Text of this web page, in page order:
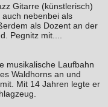
Gitarre (künstlerisch)
nebenbei als
als Dozent an der
Pegnitz mit....
musikalische Laufbahn
Waldhorns an und
Mit 14 Jahren legte er